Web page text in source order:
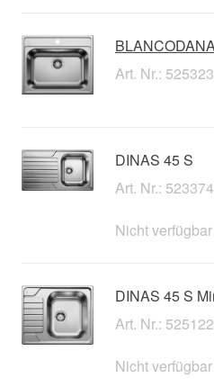
Art. Nr.: 525323
DINAS 45 S
Art. Nr.: 523374
Nicht verfügbar
DINAS 45 S
Art. Nr.: 525122
Nicht verfügbar